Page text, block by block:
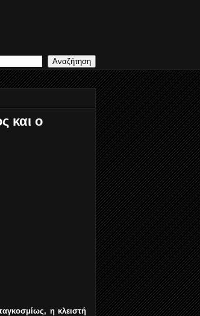
και ο
η κλειστή